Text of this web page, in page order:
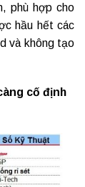
phù hợp cho
hầu hết các
và không tạo
cố định